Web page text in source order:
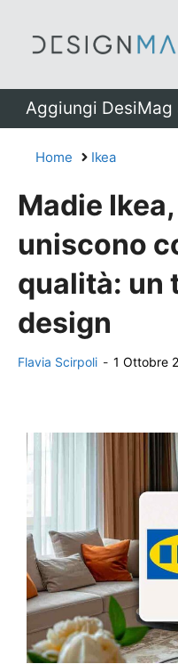
Aggiungi
Home Ikea
Madie
uniscono
qualità: un
design
Flavia Scirpoli - 1 Ottobre